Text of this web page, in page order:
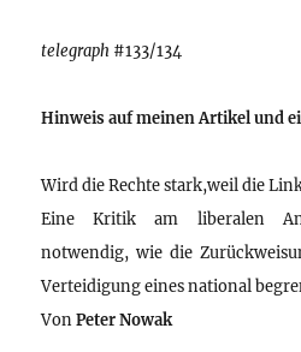
telegraph #133/134
Hinweis auf meinen Artikel und
Wird die Rechte stark,weil die
Eine Kritik am liberalen
notwendig, wie die
Verteidigung eines national
VonPeter Nowak